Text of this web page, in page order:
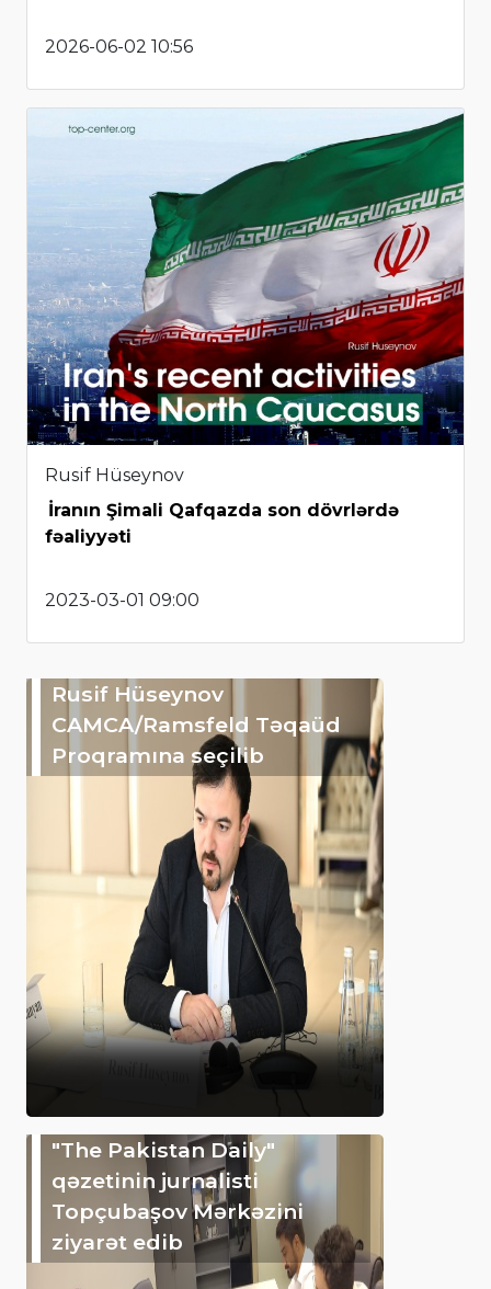
2026-06-02 10:56
Rusif Hüseynov
İranın Şimali Qafqazda son dövrlərdə
fəaliyyəti
2023-03-01 09:00
Rusif Hüseynov
CAMCA/Ramsfeld Təqaüd
Proqramına seçilib
"The Pakistan Daily"
qəzetinin jurnalisti
Topçubaşov Mərkəzini
ziyarət edib